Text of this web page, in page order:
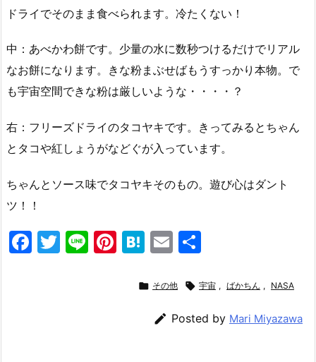
ドライでそのまま食べられます。冷たくない！
中：あべかわ餅です。少量の水に数秒つけるだけでリアル
なお餅になります。きな粉まぶせばもうすっかり本物。で
も宇宙空間できな粉は厳しいような・・・・？
右：フリーズドライのタコヤキです。きってみるとちゃん
とタコや紅しょうがなどぐが入っています。
ちゃんとソース味でタコヤキそのもの。遊び心はダント
ツ！！
F
T
Li Pi H
e
a
E
ai
l
 その他  宇宙 , ばかちん , NASA
 Posted by Mari Miyazawa